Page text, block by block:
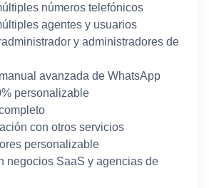
números telefónicos
agentes y usuarios
y administradores de
avanzada de WhatsApp
personalizable
con otros servicios
personalizable
negocios SaaS y agencias de